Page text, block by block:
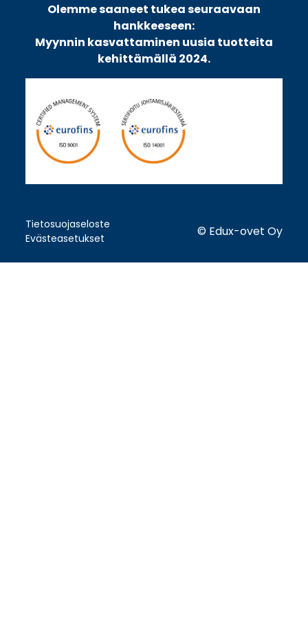
Olemme saaneet tukea seuraavaan
hankkeeseen:
Myynnin kasvattaminen uusia tuotteita
kehittämällä 2024.
Tietosuojaseloste
Evästeasetukset
© Edux-ovet Oy